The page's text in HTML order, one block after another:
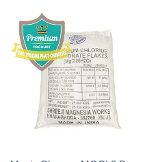
Magie Clorua – MGCL2 Dạng
Vảy Shreeji Magnesia Works
Ấn Độ India